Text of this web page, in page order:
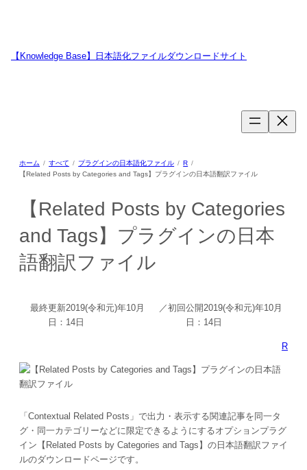
【Knowledge Base】日本語化ファイルダウンロードサイト
ホーム すべて プラグインの日本語化ファイル
R
【Related Posts by Categories and Tags】プラグインの日本語翻訳ファイル
【Related Posts by Categories
and Tags】プラグインの日本
語翻訳ファイル
最終更新
日：
2019(令和元)年10月
14日
／初回公開
日：
2019(令和元)年10月
14日
R
「Contextual Related Posts」で出力・表示する関連記事を同一タ
グ・同一カテゴリーなどに限定できるようにするオプションプラグ
イン【Related Posts by Categories and Tags】の日本語翻訳ファイ
ルのダウンロードページです。